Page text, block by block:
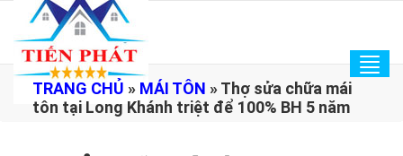
TRANG CHỦ » MÁI TÔN »Thợ sửa chữa mái
tôn tại Long Khánh triệt để 100% BH 5 năm